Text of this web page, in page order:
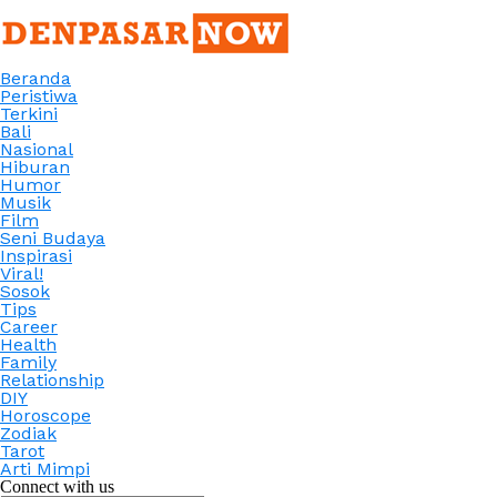
Beranda
Peristiwa
Terkini
Bali
Nasional
Hiburan
Humor
Musik
Film
Seni Budaya
Inspirasi
Viral!
Sosok
Tips
Career
Health
Family
Relationship
DIY
Horoscope
Zodiak
Tarot
Arti Mimpi
Connect with us